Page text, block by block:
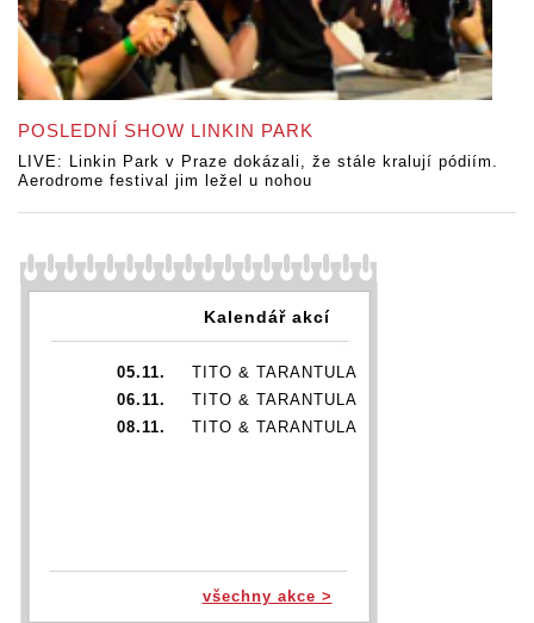
POSLEDNÍ SHOW LINKIN PARK
LIVE: Linkin Park v Praze dokázali, že stále kralují pódiím.
Aerodrome festival jim ležel u nohou
Kalendář akcí
05.11.
TITO & TARANTULA
06.11.
TITO & TARANTULA
08.11.
TITO & TARANTULA
všechny akce >